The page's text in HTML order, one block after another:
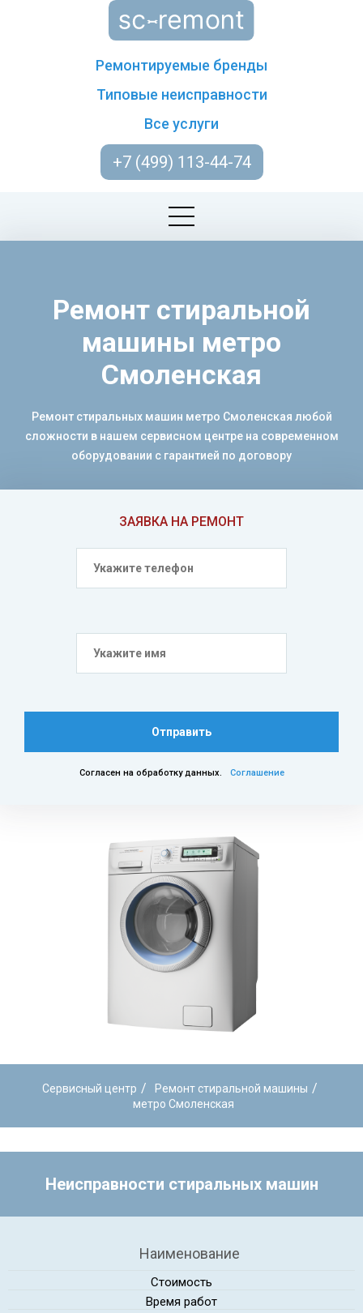
Ремонтируемые бренды
Типовые неисправности
Все услуги
+7 (499) 113-44-74
ЗАЯВКА НА РЕМОНТ
Отправить
Согласен на обработку данных. Соглашение
Ремонт стиральной
машины метро
Смоленская
Ремонт стиральных машин метро Смоленская любой
сложности в нашем сервисном центре на современном
оборудовании с гарантией по договору
Сервисный центр / Ремонт стиральной машины /
метро Смоленская
Неисправности стиральных машин
Наименование
Стоимость
Время работ